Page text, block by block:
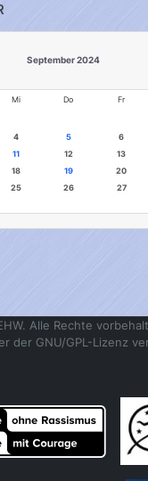
September 2024
Mi Do Fr
4 5 6
11 12 13
18 19 20
25 26 27
Alle Rechte
der GNU/GPL-Lizenz